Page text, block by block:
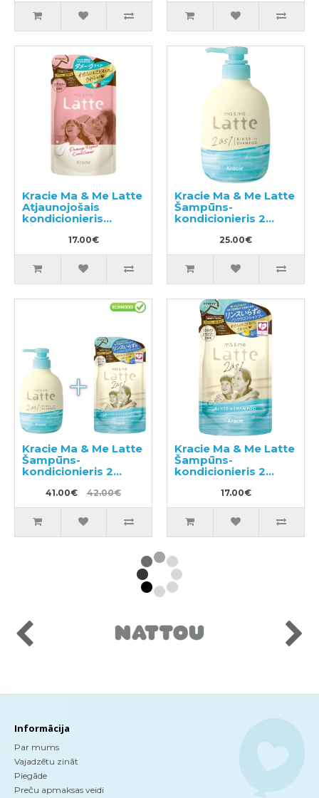
Kracie Ma & Me Latte
Atjaunojošais
kondicionieris
pildviela 360g
17.00€
Kracie Ma & Me Latte
Šampūns-
kondicionieris 2
vienā 490ml
25.00€
Kracie Ma & Me Latte
Šampūns-
kondicionieris 2
vienā 490ml +
pildviela 360ml
41.00€ 42.00€
Kracie Ma & Me Latte
Šampūns-
kondicionieris 2
vienā pildviela 360ml
17.00€
Informācija
Par mums
Vajadzētu zināt
Piegāde
Preču apmaksas veidi